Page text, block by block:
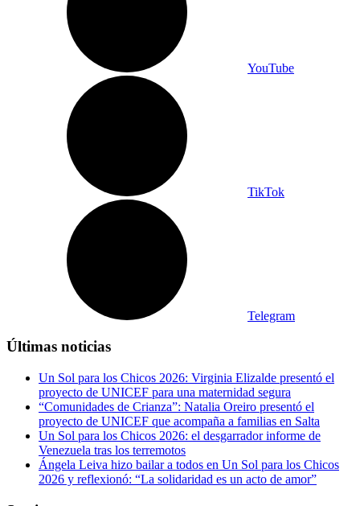
YouTube
TikTok
Telegram
Últimas noticias
Un Sol para los Chicos 2026: Virginia Elizalde presentó el
proyecto de UNICEF para una maternidad segura
“Comunidades de Crianza”: Natalia Oreiro presentó el
proyecto de UNICEF que acompaña a familias en Salta
Un Sol para los Chicos 2026: el desgarrador informe de
Venezuela tras los terremotos
Ángela Leiva hizo bailar a todos en Un Sol para los Chicos
2026 y reflexionó: “La solidaridad es un acto de amor”